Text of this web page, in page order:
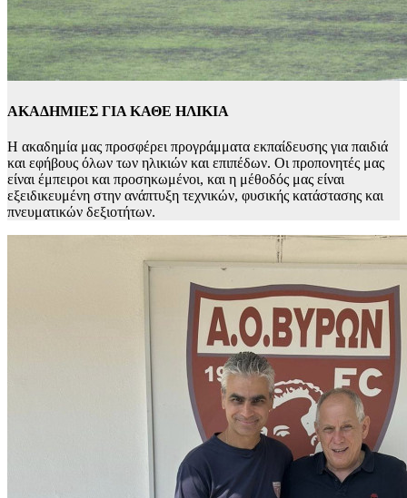
ΑΚΑΔΗΜΙΕΣ ΓΙΑ ΚΑΘΕ ΗΛΙΚΙΑ
Η ακαδημία μας προσφέρει προγράμματα εκπαίδευσης για παιδιά
και εφήβους όλων των ηλικιών και επιπέδων. Οι προπονητές μας
είναι έμπειροι και προσηκωμένοι, και η μέθοδός μας είναι
εξειδικευμένη στην ανάπτυξη τεχνικών, φυσικής κατάστασης και
πνευματικών δεξιοτήτων.